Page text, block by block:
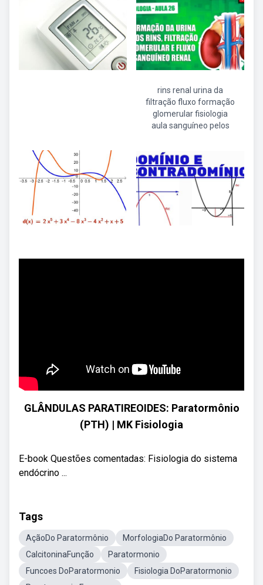
rins renal urina da
filtração fluxo formação
glomerular fisiologia
aula sanguíneo pelos
GLÂNDULAS PARATIREOIDES: Paratormônio
(PTH) | MK Fisiologia
E-book Questões comentadas: Fisiologia do sistema
endócrino ...
Tags
AçãoDo Paratormônio
MorfologiaDo Paratormônio
CalcitoninaFunção
Paratormonio
Funcoes DoParatormonio
Fisiologia DoParatormonio